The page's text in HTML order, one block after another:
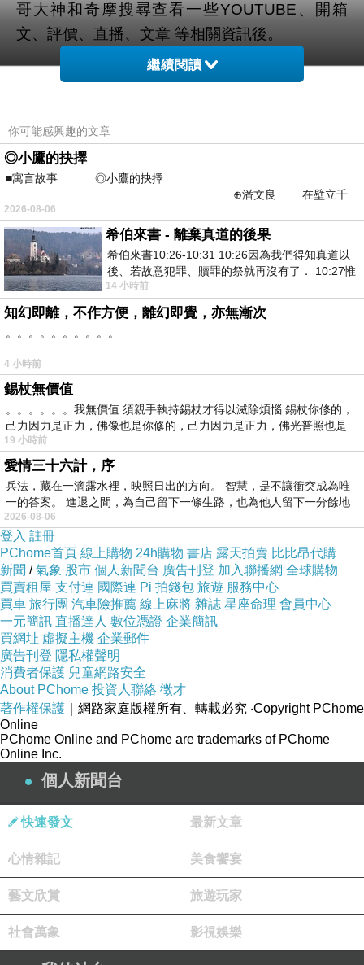
哥大神和奇摩搜尋查看一些YOUTUBE、開箱
文、評價、直播、文章 等相關資訊後。
幫您整理出來在這裡最優惠啦。
有需要的粉粉可以點擊連結或按鈕就能獲取最新
的優惠折扣訊息啦~
=>點此取得優惠<=
蟬連誠品心理勵志排行榜7個月，暢銷作家黛恩
超人氣力作全新增訂合集
英國作家斐德列．藍布利治曾說：「兩個人從同
一個鐵窗往外望，一個人看到滿地泥濘，另一個
人卻看到滿天星辰。」
這句話告訴我們，在人生的過程當中，重要的不
是你目前的處境如何，而是應該如何改變自己的
心境，進而改變目前的處境。因為，只要你願意
改變心境，那麼原本從「鐵窗」望出去的「滿地
泥濘」，就會變成「滿天星辰」。
馬克．吐溫曾經寫道：「改變念頭，動手去做你
最害怕的事，恐懼就會消失。」的確，當我們遭
遇到不利自己的處境，只要我們能改變自己原先
想逃避的心境，勇敢地面對，那麼就不難發現，
自己目前的處境，其實並沒有想像中那麼糟糕。
本書特色?? ?
繼續閱讀
你可能感興趣的文章
◎小鷹的抉擇
■寓言故事 ◎小鷹的抉擇
⊕潘文良 在壁立千
仞的懸崖上，有一座遮天蔽
2026-08-06
希伯來書 - 離棄真道的後果
希伯來書10:26-10:31 10:26因為我們得知真道以
後、若故意犯罪、贖罪的祭就再沒有了． 10:27惟
有戰懼等候審判和那燒滅眾敵人的烈火
14 小時前
知幻即離，不作方便，離幻即覺，亦無漸次
。。。。。。。。。。
4 小時前
錫杖無價值
。。。。。。我無價值 須親手執持錫杖才得以滅除煩惱 錫杖你修的，
己力因力是正力，佛像也是你修的，己力因力是正力，佛光普照也是
19 小時前
愛情三十六計，序
兵法，藏在一滴露水裡，映照日出的方向。 智慧，是不讓衝突成為唯
一的答案。 進退之間，為自己留下一條生路，也為他人留下一分餘地
2026-08-06
登入 註冊
PChome首頁 線上購物 24h購物 書店 露天拍賣 比比昂代購
新聞 /氣象 股市 個人新聞台 廣告刊登 加入聯播網 全球購物
買賣租屋 支付連 國際連 Pi 拍錢包 旅遊 服務中心
買車 旅行團 汽車險推薦 線上麻將 雜誌 星座命理 會員中心
一元簡訊 直播達人 數位憑證 企業簡訊
買網址 虛擬主機 企業郵件
廣告刊登 隱私權聲明
消費者保護 兒童網路安全
About PChome 投資人聯絡 徵才
著作權保護 ｜網路家庭版權所有、轉載必究 ‧Copyright PChome
Online
PChome Online and PChome are trademarks of PChome
Online Inc.
個人新聞台
快速發文 最新文章
心情雜記 美食饗宴
藝文欣賞 旅遊玩家
社會萬象 影視娛樂